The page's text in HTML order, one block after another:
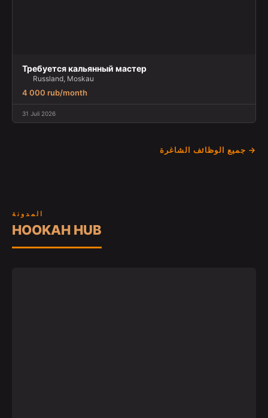
Требуется кальянный мастер
Russland, Moskau
4 000 rub/month
31 Juli 2026
جميع الوظائف الشاغرة →
المدونة
HOOKAH HUB